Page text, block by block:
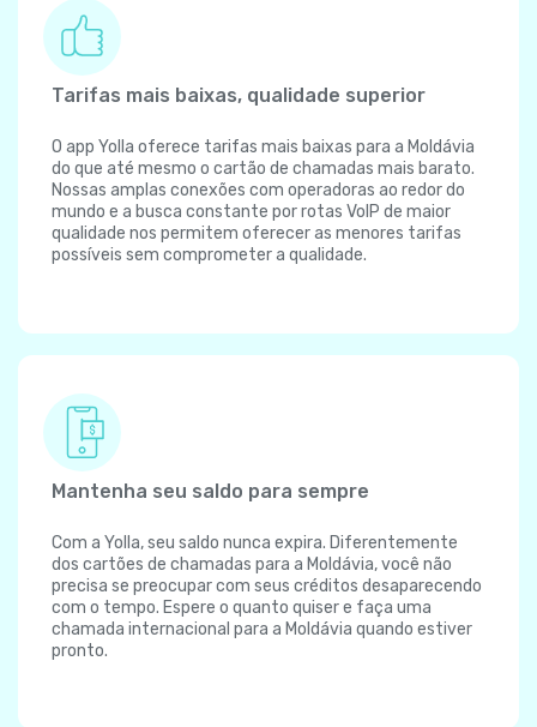
Tarifas mais baixas, qualidade superior
O app Yolla oferece tarifas mais baixas para a Moldávia
do que até mesmo o cartão de chamadas mais barato.
Nossas amplas conexões com operadoras ao redor do
mundo e a busca constante por rotas VoIP de maior
qualidade nos permitem oferecer as menores tarifas
possíveis sem comprometer a qualidade.
Mantenha seu saldo para sempre
Com a Yolla, seu saldo nunca expira. Diferentemente
dos cartões de chamadas para a Moldávia, você não
precisa se preocupar com seus créditos desaparecendo
com o tempo. Espere o quanto quiser e faça uma
chamada internacional para a Moldávia quando estiver
pronto.